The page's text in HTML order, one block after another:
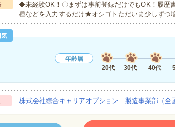
◆未経験OK！〇まずは事前登録だけでもOK！履歴
種などを入力するだけ★オシゴトただいま少しずつ
年齢層
20代
30代 40代
株式会社綜合キャリアオプション 製造事業部（全